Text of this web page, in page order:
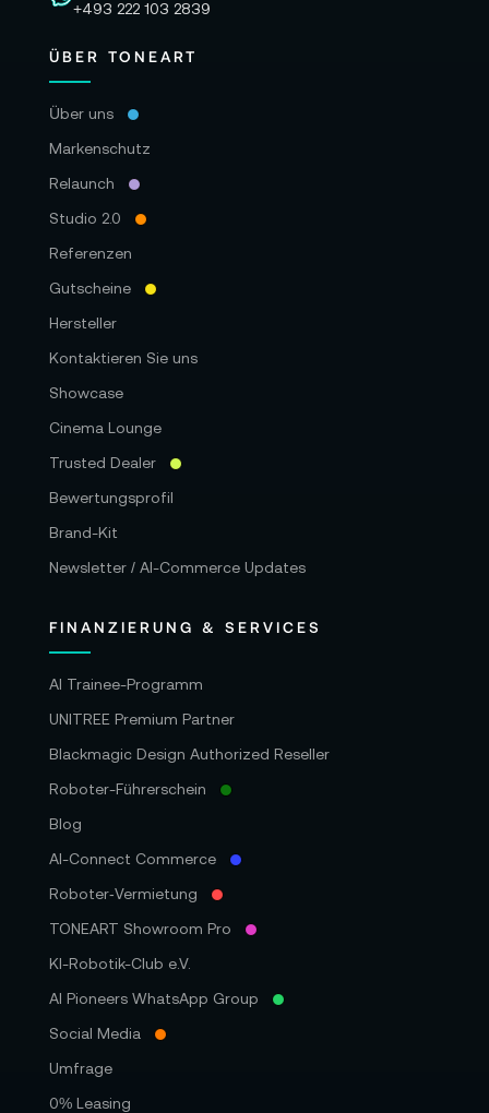
+493 222 103 2839
ÜBER TONEART
Über uns
Markenschutz
Relaunch
Studio 2.0
Referenzen
Gutscheine
Hersteller
Kontaktieren Sie uns
Showcase
Cinema Lounge
Trusted Dealer
Bewertungsprofil
Brand-Kit
Newsletter / AI-Commerce Updates
FINANZIERUNG & SERVICES
AI Trainee-Programm
UNITREE Premium Partner
Blackmagic Design Authorized Reseller
Roboter-Führerschein
Blog
AI-Connect Commerce
Roboter‑Vermietung
TONEART Showroom Pro
KI-Robotik-Club e.V.
AI Pioneers WhatsApp Group
Social Media
Umfrage
0% Leasing